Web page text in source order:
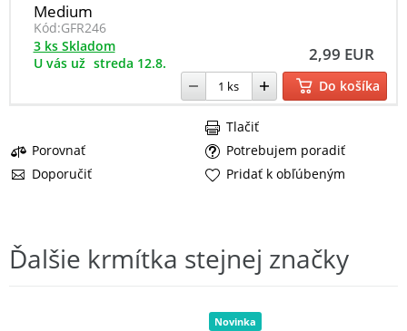
Medium
Kód:GFR246
2,99 EUR
3 ks Skladom
U vás už streda 12.8.
Do košíka
Porovnať
Potrebujem poradiť
Doporučiť
Tlačiť
Pridať k obľúbeným
Ďalšie krmítka stejnej značky
Novinka